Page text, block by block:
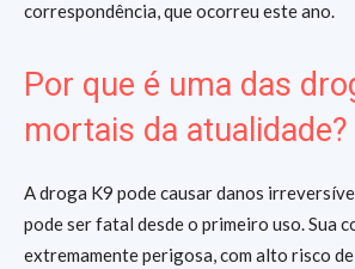
correspondência, que ocorreu este ano.
Por que é uma das
mortais da atualidade?
A droga K9 pode causar danos
pode ser fatal desde o primeiro uso. Sua
extremamente perigosa, com alto risco